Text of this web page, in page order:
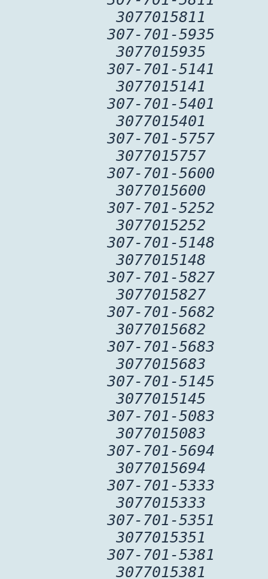
3077015811
307-701-5935
3077015935
307-701-5141
3077015141
307-701-5401
3077015401
307-701-5757
3077015757
307-701-5600
3077015600
307-701-5252
3077015252
307-701-5148
3077015148
307-701-5827
3077015827
307-701-5682
3077015682
307-701-5683
3077015683
307-701-5145
3077015145
307-701-5083
3077015083
307-701-5694
3077015694
307-701-5333
3077015333
307-701-5351
3077015351
307-701-5381
3077015381